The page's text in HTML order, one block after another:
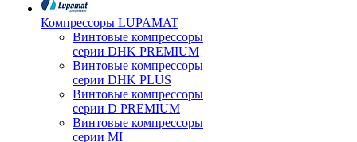
Компрессоры LUPAMAT
Винтовые компрессоры
серии DHK PREMIUM
Винтовые компрессоры
серии DHK PLUS
Винтовые компрессоры
серии D PREMIUM
Винтовые компрессоры
серии MI